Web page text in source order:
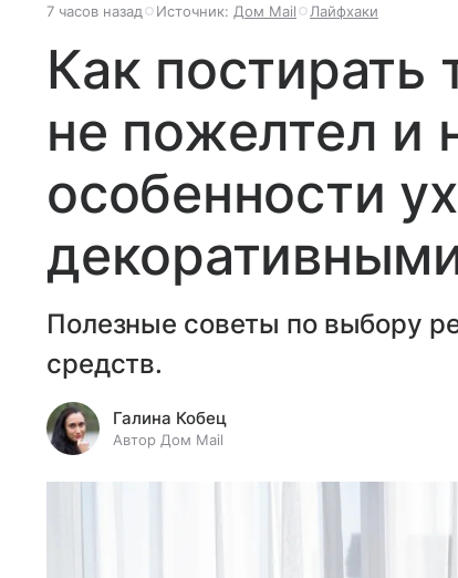
7 часов назад Источник: Дом Mail Лайфхаки
Как постирать
не пожелтел и
особенности
Полезные советы по выбору
средств.
Галина Кобец
Автор Дом Mail